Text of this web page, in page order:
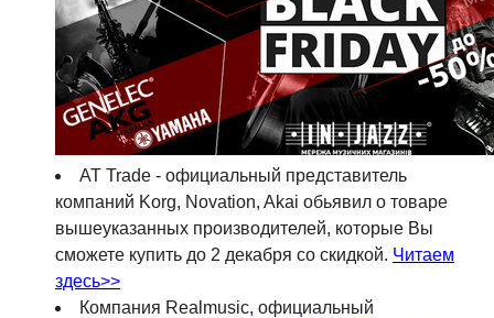
AT Trade - официальный представитель
компаний Korg, Novation, Akai обьявил о товаре
вышеуказанных производителей, которые Вы
сможете купить до 2 декабря со скидкой. Читаем
здесь>>
Компания Realmusic, официальный